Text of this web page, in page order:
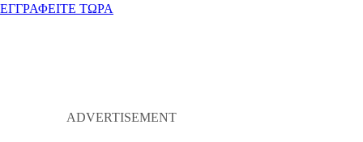
ΕΓΓΡΑΦΕΙΤΕ ΤΩΡΑ